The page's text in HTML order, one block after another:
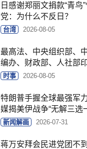
日感谢郑丽文捐款“青鸟
党：为什么不反日？
台湾 2026-08-05
最高法、中央组织部、
编办、财政部、人社部
时事 2026-08-05
特朗普手握全球最强军
媒揭美伊战争“无解三选
新闻解画 2026-07-31
蒋万安拜会民进党团不